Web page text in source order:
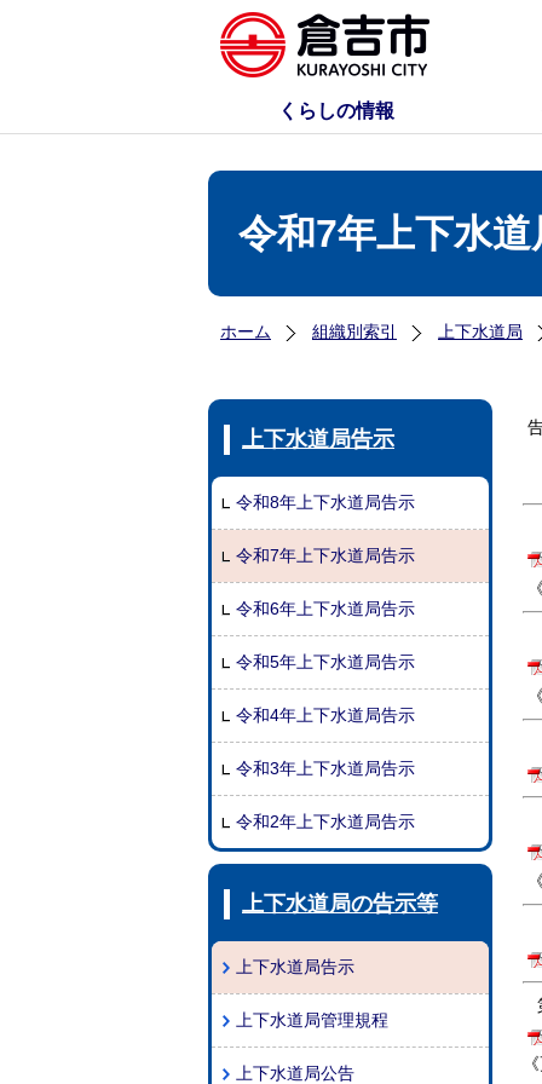
くらしの情報
令和7年上下水道
ホーム 組織別索引 上下水道局
上下水道局告示
令和8年上下水道局告示
令和7年上下水道局告示
令和6年上下水道局告示
令和5年上下水道局告示
令和4年上下水道局告示
令和3年上下水道局告示
令和2年上下水道局告示
上下水道局の告示等
上下水道局告示
上下水道局管理規程
上下水道局公告 《